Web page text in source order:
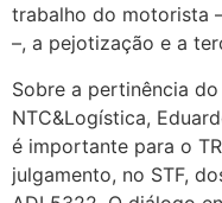
trabalho do motorista
–, a pejotização e a
Sobre a pertinência
NTC&Logística,
é importante para o
julgamento, no STF,